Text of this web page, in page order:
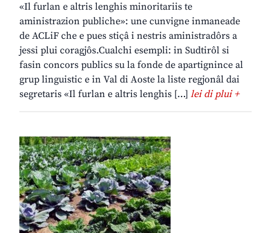
«Il furlan e altris lenghis minoritariis te
aministrazion publiche»: une cunvigne inmaneade
de ACLiF che e pues stiçâ i nestris aministradôrs a
jessi plui coragjôs.Cualchi esempli: in Sudtirôl si
fasin concors publics su la fonde de apartignince al
grup linguistic e in Val di Aoste la liste regjonâl dai
segretaris «Il furlan e altris lenghis […] lei di plui +